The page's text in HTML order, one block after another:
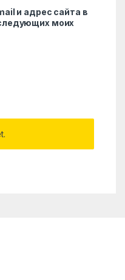
и адрес сайта в
моих